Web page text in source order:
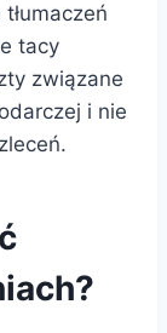
tacy
związane
i nie